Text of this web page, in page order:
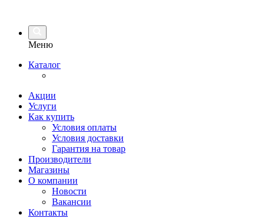
Меню
Каталог
Акции
Услуги
Как купить
Условия оплаты
Условия доставки
Гарантия на товар
Производители
Магазины
О компании
Новости
Вакансии
Контакты